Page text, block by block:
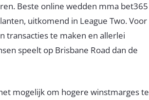
Beste online wedden mma bet365
uitkomend in League Two. Voor
transacties te maken en allerlei
speelt op Brisbane Road dan de
mogelijk om hogere winstmarges te